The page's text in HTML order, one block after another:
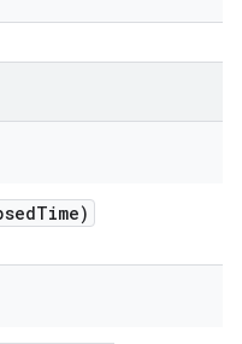
Time)